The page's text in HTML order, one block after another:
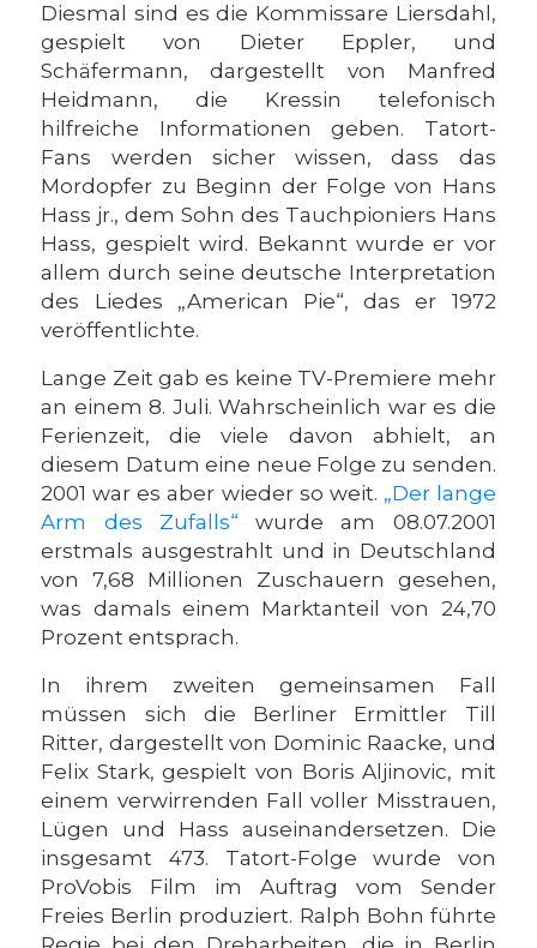
Diesmal sind es die Kommissare Liersdahl,
gespielt von Dieter Eppler, und
Schäfermann, dargestellt von Manfred
Heidmann, die Kressin telefonisch
hilfreiche Informationen geben. Tatort-
Fans werden sicher wissen, dass das
Mordopfer zu Beginn der Folge von Hans
Hass jr., dem Sohn des Tauchpioniers Hans
Hass, gespielt wird. Bekannt wurde er vor
allem durch seine deutsche Interpretation
des Liedes „American Pie“, das er 1972
veröffentlichte.
Lange Zeit gab es keine TV-Premiere mehr
an einem 8. Juli. Wahrscheinlich war es die
Ferienzeit, die viele davon abhielt, an
diesem Datum eine neue Folge zu senden.
2001 war es aber wieder so weit. „Der lange
Arm des Zufalls“ wurde am 08.07.2001
erstmals ausgestrahlt und in Deutschland
von 7,68 Millionen Zuschauern gesehen,
was damals einem Marktanteil von 24,70
Prozent entsprach.
In ihrem zweiten gemeinsamen Fall
müssen sich die Berliner Ermittler Till
Ritter, dargestellt von Dominic Raacke, und
Felix Stark, gespielt von Boris Aljinovic, mit
einem verwirrenden Fall voller Misstrauen,
Lügen und Hass auseinandersetzen. Die
insgesamt 473. Tatort-Folge wurde von
ProVobis Film im Auftrag vom Sender
Freies Berlin produziert. Ralph Bohn führte